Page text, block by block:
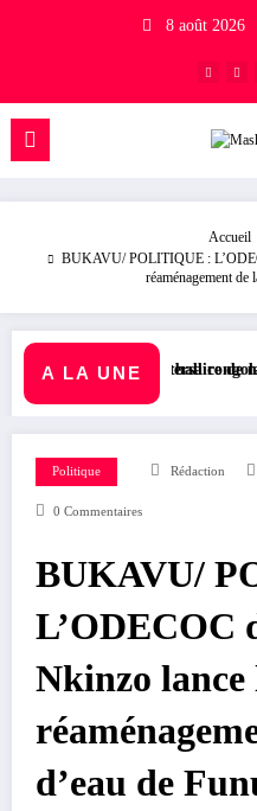
8 août 2026
Accueil
BUKAVU/ POLITIQUE :
réaménagement de
A LA UNE
congolais
de naissance à l’Honorable
RDC/
Politique Rédaction
0 Commentaires
BUKAVU/
L’ODECOC
Nkinzo lance
d’eau de